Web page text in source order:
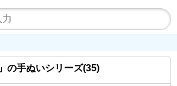
の手ぬいシリーズ(35)